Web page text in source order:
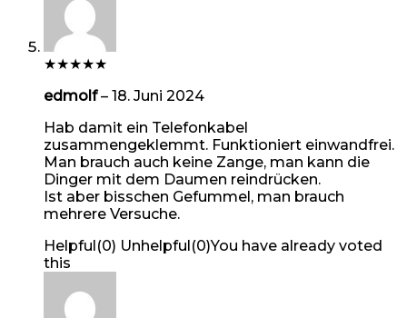
★★★★★
edmolf– 18. Juni 2024
Hab damit ein Telefonkabel
zusammengeklemmt. Funktioniert einwandfrei.
Man brauch auch keine Zange, man kann die
Dinger mit dem Daumen reindrücken.
Ist aber bisschen Gefummel, man brauch
mehrere Versuche.
Helpful(0) Unhelpful(0)You have already voted
this